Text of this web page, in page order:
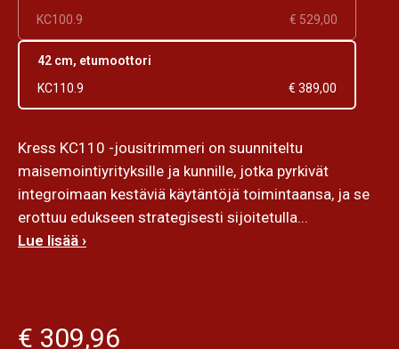
KC100.9
€ 529,00
42 cm, etumoottori
KC110.9
€ 389,00
Kress KC110 -jousitrimmeri on suunniteltu
maisemointiyrityksille ja kunnille, jotka pyrkivät
integroimaan kestäviä käytäntöjä toimintaansa, ja se
erottuu edukseen strategisesti sijoitetulla...
Lue lisää ›
€ 309,96